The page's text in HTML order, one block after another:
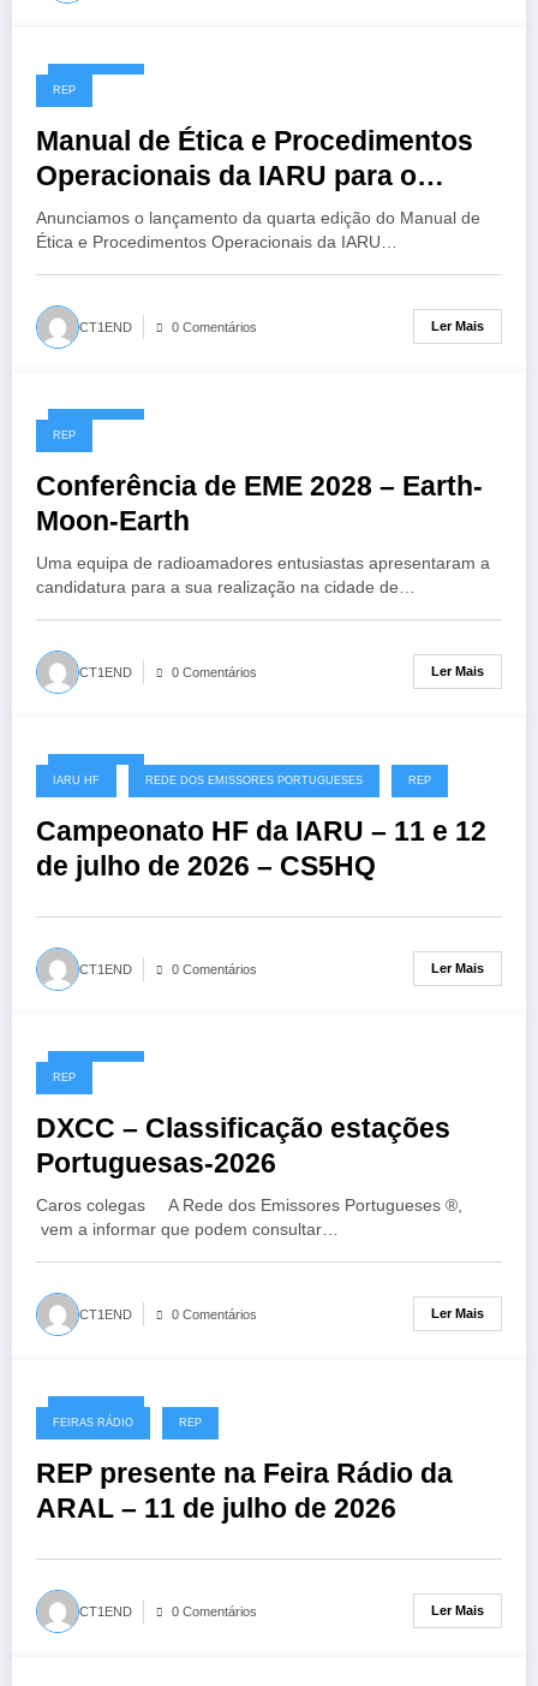
14/07/2026
REP
Manual de Ética e Procedimentos
Operacionais da IARU para o
Radioamador, 4ª Edição
Anunciamos o lançamento da quarta edição do Manual de
Ética e Procedimentos Operacionais da IARU…
CT1END 0 Comentários Ler Mais
13/07/2026
REP
Conferência de EME 2028 – Earth-
Moon-Earth
Uma equipa de radioamadores entusiastas apresentaram a
candidatura para a sua realização na cidade de…
CT1END 0 Comentários Ler Mais
08/07/2026
IARU HF REDE DOS EMISSORES PORTUGUESES REP
Campeonato HF da IARU – 11 e 12
de julho de 2026 – CS5HQ
CT1END 0 Comentários Ler Mais
06/07/2026
REP
DXCC – Classificação estações
Portuguesas-2026
Caros colegas A Rede dos Emissores Portugueses ®,
vem a informar que podem consultar…
CT1END 0 Comentários Ler Mais
25/06/2026
FEIRAS RÁDIO REP
REP presente na Feira Rádio da
ARAL – 11 de julho de 2026
CT1END 0 Comentários Ler Mais